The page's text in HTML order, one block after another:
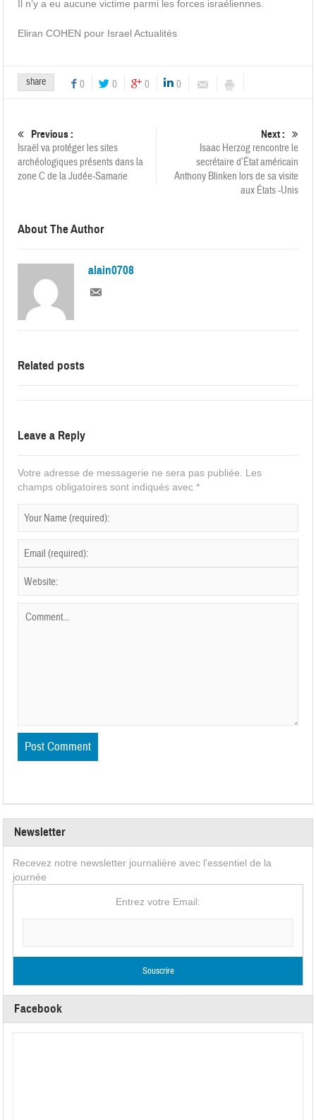
Il n’y a eu aucune victime parmi les forces israéliennes.
Eliran COHEN pour Israel Actualités
share 0 0 0 0
Previous :
Israël va protéger les sites
archéologiques présents dans la
zone C de la Judée-Samarie
Next :
Isaac Herzog rencontre le
secrétaire d’État américain
Anthony Blinken lors de sa visite
aux États -Unis
About The Author
alain0708
Related posts
Leave a Reply
Votre adresse de messagerie ne sera pas publiée. Les
champs obligatoires sont indiqués avec*
Newsletter
Recevez notre newsletter journalière avec l'essentiel de la
journée
Entrez votre Email:
Facebook